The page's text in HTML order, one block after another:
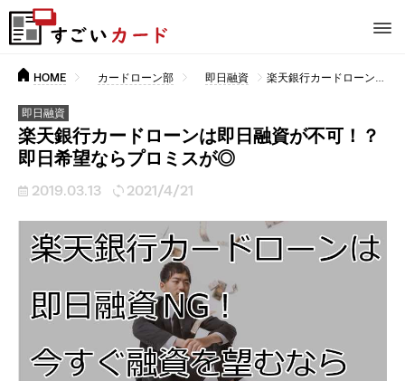
HOME カードローン部 即日融資 楽天銀行カードローンは即日融資が不可！？即日希望ならプロミスが◎
即日融資
楽天銀行カードローンは即日融資が不可！？
即日希望ならプロミスが◎
2019.03.13 2021/4/21